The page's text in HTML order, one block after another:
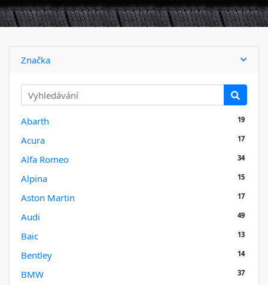
Značka
Abarth 19
Acura 17
Alfa Romeo 34
Alpina 15
Aston Martin 17
Audi 49
Baic 13
Bentley 14
BMW 37